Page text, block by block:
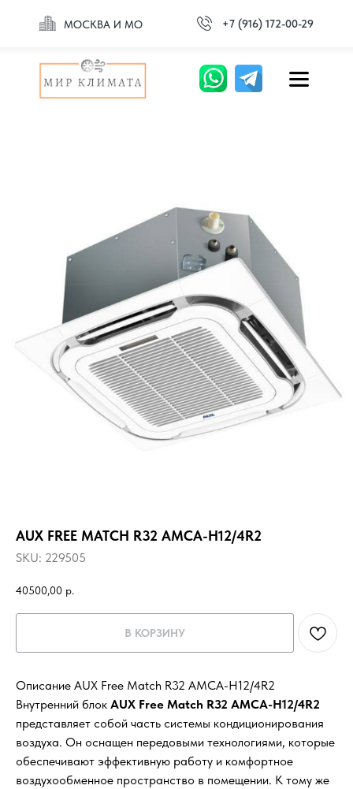
МОСКВА И МО +7 (916) 172-00-29
AUX FREE MATCH R32 AMCA-H12/4R2
SKU: 229505
40500,00 р.
В КОРЗИНУ
Описание AUX Free Match R32 AMCA-H12/4R2
Внутренний блок AUX Free Match R32 AMCA-H12/4R2
представляет собой часть системы кондиционирования
воздуха. Он оснащен передовыми технологиями, которые
обеспечивают эффективную работу и комфортное
воздухообменное пространство в помещении. К тому же